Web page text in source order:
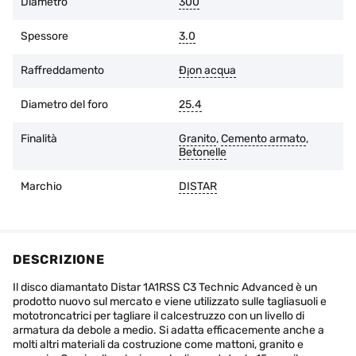
acquisto, se l'imballaggio originale è intatto e non ci sono
Spessore 3.0
Raffreddamento Ð¡on acqua
Diametro del foro 25.4
Finalità Granito,Cemento armato,
Betonelle
Marchio DISTAR
DESCRIZIONE
Il disco diamantato Distar 1A1RSS C3 Technic Advanced è un
prodotto nuovo sul mercato e viene utilizzato sulle tagliasuoli e
mototroncatrici per tagliare il calcestruzzo con un livello di
armatura da debole a medio. Si adatta efficacemente anche a
molti altri materiali da costruzione come mattoni, granito e